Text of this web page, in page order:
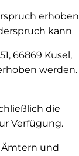
erhoben
kann
66869 Kusel,
werden.
die
Verfügung.
Ämtern und